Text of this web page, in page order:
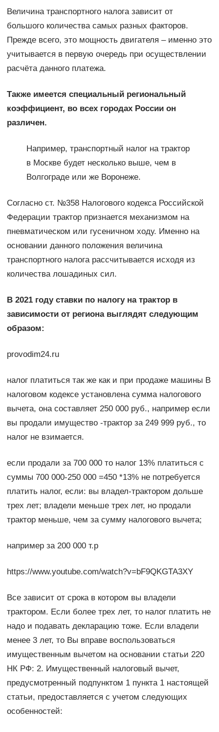
Величина транспортного налога зависит от
большого количества самых разных факторов.
Прежде всего, это мощность двигателя – именно это
учитывается в первую очередь при осуществлении
расчёта данного платежа.
Также имеется специальный региональный
коэффициент, во всех городах России он
различен.
Например, транспортный налог на трактор
в Москве будет несколько выше, чем в
Волгограде или же Воронеже.
Согласно ст. №358 Налогового кодекса Российской
Федерации трактор признается механизмом на
пневматическом или гусеничном ходу. Именно на
основании данного положения величина
транспортного налога рассчитывается исходя из
количества лошадиных сил.
В 2021 году ставки по налогу на трактор в
зависимости от региона выглядят следующим
образом:
provodim24.ru
налог платиться так же как и при продаже машины В
налоговом кодексе установлена сумма налогового
вычета, она составляет 250 000 руб., например если
вы продали имущество -трактор за 249 999 руб., то
налог не взимается.
если продали за 700 000 то налог 13% платиться с
суммы 700 000-250 000 =450 *13% не потребуется
платить налог, если: вы владел-трактором дольше
трех лет; владели меньше трех лет, но продали
трактор меньше, чем за сумму налогового вычета;
например за 200 000 т.р
https://www.youtube.com/watch?v=bF9QKGTA3XY
Все зависит от срока в котором вы владели
трактором. Если более трех лет, то налог платить не
надо и подавать декларацию тоже. Если владели
менее 3 лет, то Вы вправе воспользоваться
имущественным вычетом на основании статьи 220
НК РФ: 2. Имущественный налоговый вычет,
предусмотренный подпунктом 1 пункта 1 настоящей
статьи, предоставляется с учетом следующих
особенностей: